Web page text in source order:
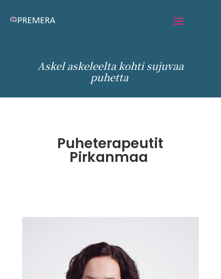
Askel askeleelta kohti sujuvaa
puhetta
Puheterapeutit
Pirkanmaa